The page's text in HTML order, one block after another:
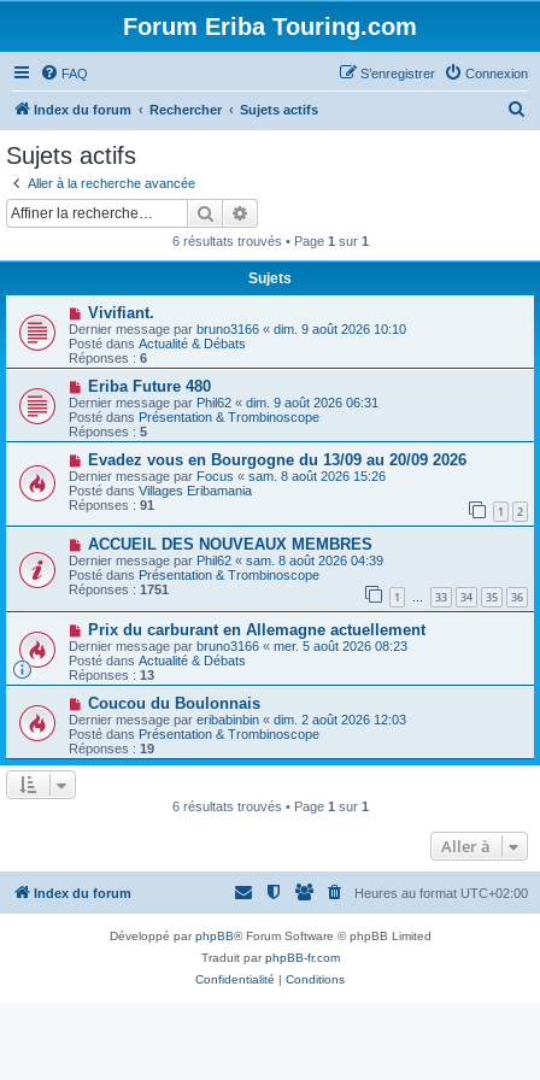
Forum Eriba Touring.com
FAQ Connexion
S’enregistrer
Index du forum Rechercher Sujets actifs
r
Sujets actifs
Aller à la recherche avancée
Rechercher
6 résultats trouvés • Page 1 sur 1
Sujets
N
o
u
v
e
a
u
m
e
s
s
a
g
e
Vivifiant.
Dernier message par bruno3166 « dim. 9 août 2026 10:10
Posté dans Actualité & Débats
Réponses : 6
N
o
u
v
e
a
u
m
e
s
s
a
g
e
Eriba Future 480
Dernier message par Phil62 « dim. 9 août 2026 06:31
Posté dans Présentation & Trombinoscope
Réponses : 5
N
o
u
v
e
a
u
m
e
s
s
a
e
Evadez vous en Bourgogne du 13/09 au 20/09 2026
Dernier message par Focus « sam. 8 août 2026 15:26
Posté dans Villages Eribamania
Réponses : 91 1 2
N
o
u
v
e
a
u
m
e
s
s
a
g
e
ACCUEIL DES NOUVEAUX MEMBRES
Dernier message par Phil62 « sam. 8 août 2026 04:39
Posté dans Présentation & Trombinoscope
Réponses : 1751 1 … 33 34 35 36
N
o
u
v
e
a
m
e
s
Prix ​​du carburant en Allemagne actuellement
Dernier message par bruno3166 « mer. 5 août 2026 08:23
Posté dans Actualité & Débats
Réponses : 13
N
o
u
v
e
g
e
Coucou du Boulonnais
Dernier message par eribabinbin « dim. 2 août 2026 12:03
Posté dans Présentation & Trombinoscope
Réponses : 19
6 résultats trouvés • Page 1 sur 1
Aller à
Index du forum Heures au format UTC+02:00
Développé parphpBB® Forum Software © phpBB Limited
Traduit parphpBB-fr.com
Confidentialité | Conditions